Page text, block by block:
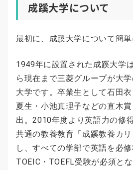
成蹊大学について
最初に、成蹊大学について簡単
1949年に設置された成蹊大学
ら現在まで三菱グループが大
大学です。卒業生として石田
夏生・小池真理子などの直木
出。2010年度より英語力の修
共通の教養教育「成蹊教養カ
し、すべての学部で英語を必修
TOEIC・TOEFL受験が必須とな